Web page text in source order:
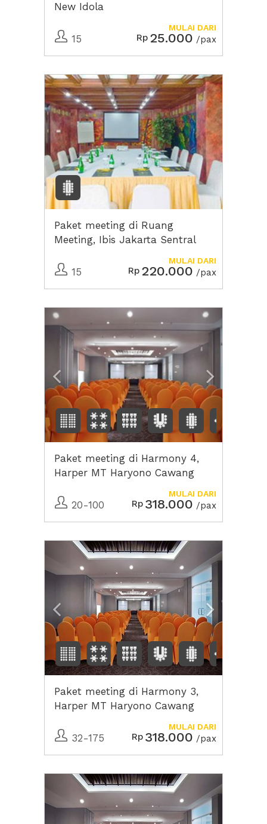
New Idola
15 Rp 25.000 /pax
MULAI DARI
Paket meeting di Ruang
Meeting, Ibis Jakarta Sentral
15
Rp 220.000 /pax
MULAI DARI
Previous Next2
Paket meeting di Harmony 4,
Harper MT Haryono Cawang
20-100 Rp 318.000 /pax
MULAI DARI
Previous Next2
Paket meeting di Harmony 3,
Harper MT Haryono Cawang
32-175 Rp 318.000 /pax
MULAI DARI
Previous Next2